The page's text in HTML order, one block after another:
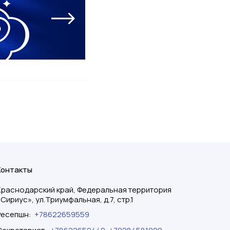
край, Федеральная территория
ул.Триумфальная, д.7, стр.1
: +78622659559